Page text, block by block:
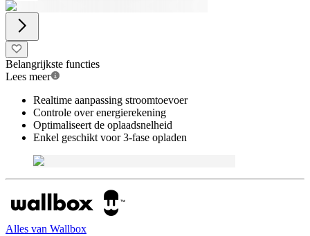
Belangrijkste functies
Lees meer
Realtime aanpassing stroomtoevoer
Controle over energierekening
Optimaliseert de oplaadsnelheid
Enkel geschikt voor 3-fase opladen
Alles van Wallbox